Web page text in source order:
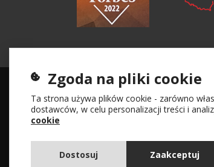
Zgoda na pliki cookie
Ta strona używa plików cookie - zarówno
dostawców, w celu personalizacji treści i
cookie
Dostosuj Zaakceptuj